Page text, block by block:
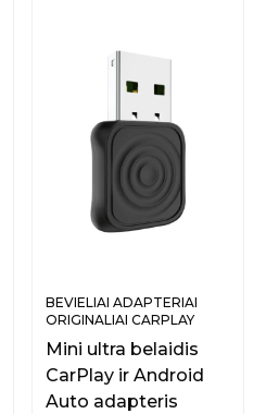
BEVIELIAI ADAPTERIAI
ORIGINALIAI CARPLAY
Mini ultra belaidis
CarPlay ir Android
Auto adapteris